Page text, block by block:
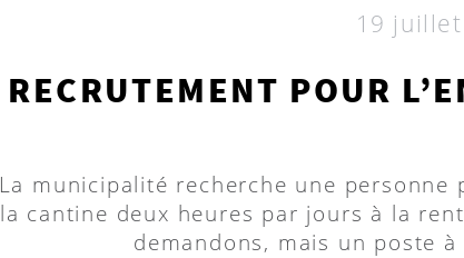
19
RECRUTEMENT POUR
La municipalité recherche une personne
la cantine deux heures par jours à la
demandons, mais un poste